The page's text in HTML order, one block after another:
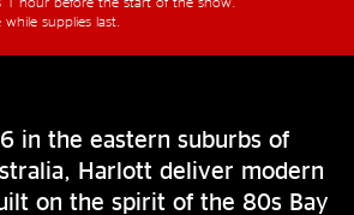
supplies last.
in the eastern suburbs of
Harlott deliver modern
on the spirit of the 80s Bay